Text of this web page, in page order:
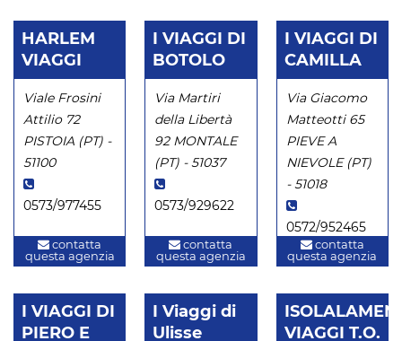
HARLEM
VIAGGI
Viale Frosini
Attilio 72
PISTOIA (PT) -
51100
0573/977455
contatta
questa agenzia
I VIAGGI DI
BOTOLO
Via Martiri
della Libertà
92 MONTALE
(PT) - 51037
0573/929622
contatta
questa agenzia
I VIAGGI DI
CAMILLA
Via Giacomo
Matteotti 65
PIEVE A
NIEVOLE (PT)
- 51018
0572/952465
contatta
questa agenzia
I VIAGGI DI
PIERO E
I Viaggi di
Ulisse
VIAGGI T.O.